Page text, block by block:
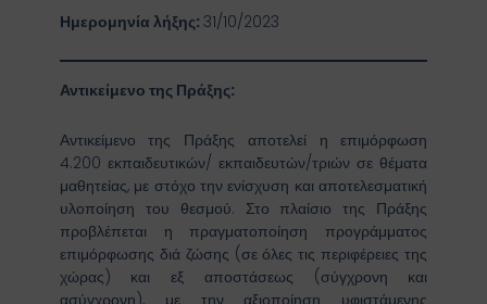
Ημερομηνία λήξης: 31/10/2023
Αντικείμενο της Πράξης:
Αντικείμενο της Πράξης αποτελεί η επιμόρφωση
4.200 εκπαιδευτικών/ εκπαιδευτών/τριών σε θέματα
μαθητείας, με στόχο την ενίσχυση και αποτελεσματική
υλοποίηση του θεσμού. Στο πλαίσιο της Πράξης
προβλέπεται η πραγματοποίηση προγράμματος
επιμόρφωσης διά ζώσης (σε όλες τις περιφέρειες της
χώρας) και εξ αποστάσεως (σύγχρονη και
ασύγχρονη), με την αξιοποίηση υφιστάμενης